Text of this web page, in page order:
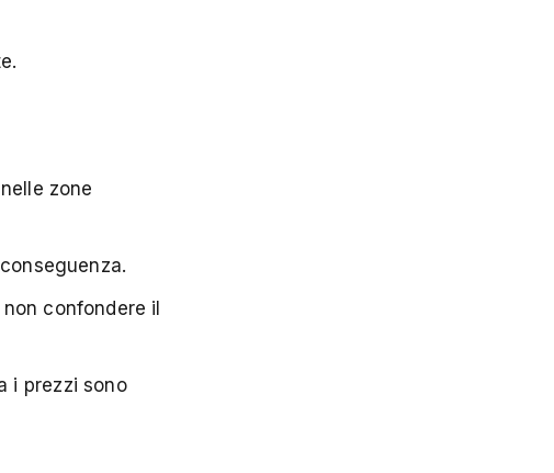
zone
confondere il
i prezzi sono